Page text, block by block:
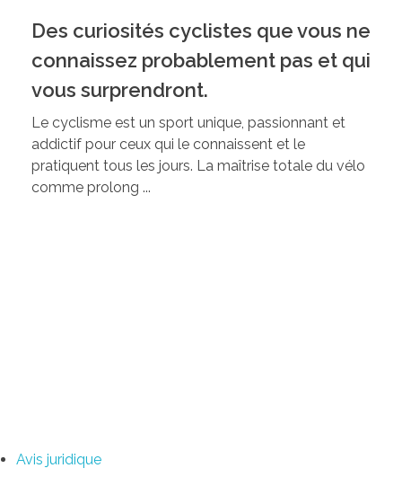
Des curiosités cyclistes que vous ne
connaissez probablement pas et qui
vous surprendront.
Le cyclisme est un sport unique, passionnant et
addictif pour ceux qui le connaissent et le
pratiquent tous les jours. La maîtrise totale du vélo
comme prolong ...
Avis juridique